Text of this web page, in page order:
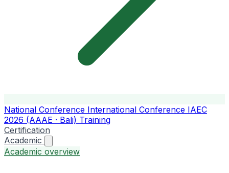
National Conference International Conference IAEC
2026 (AAAE · Bali) Training
Certification
Academic
Academic overview